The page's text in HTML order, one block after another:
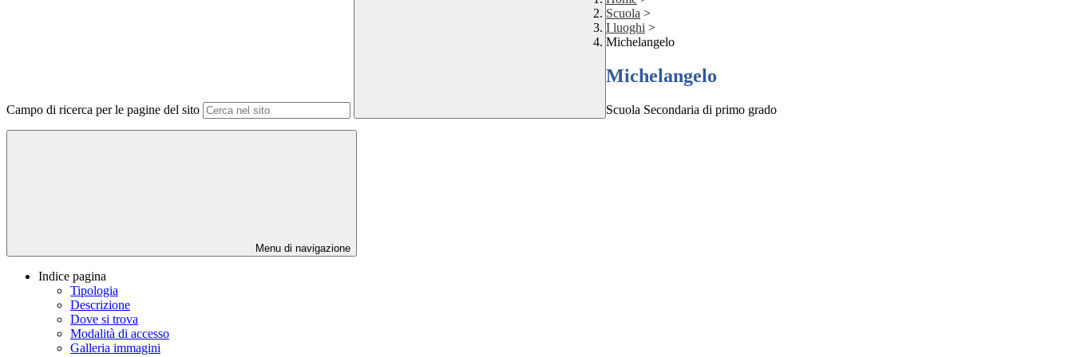
Campo di ricerca per le pagine del sito
Scuola >
I luoghi >
Michelangelo
Michelangelo
Scuola Secondaria di primo grado
Menu di navigazione
Indice pagina
Tipologia
Descrizione
Dove si trova
Modalità di accesso
Galleria immagini